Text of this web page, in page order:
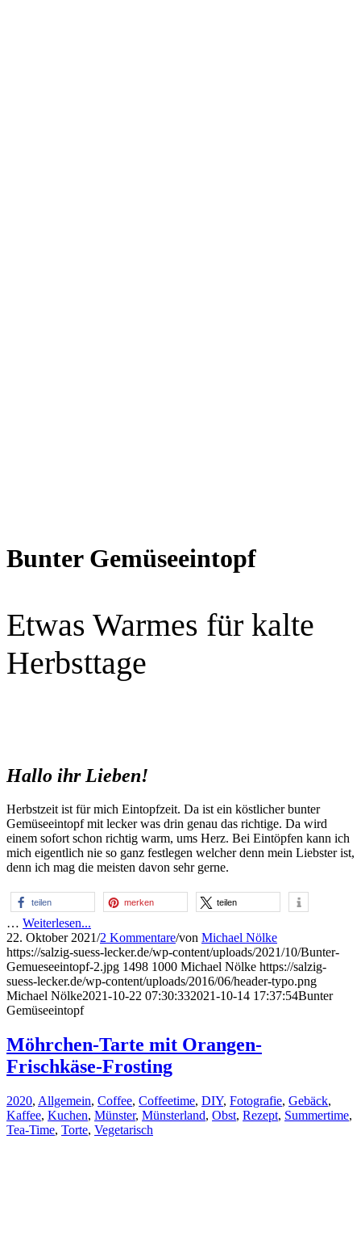
Bunter Gemüseeintopf
Etwas Warmes für kalte
Herbsttage
Hallo ihr Lieben!
Herbstzeit ist für mich Eintopfzeit. Da ist ein köstlicher bunter
Gemüseeintopf mit lecker was drin genau das richtige. Da wird
einem sofort schon richtig warm, ums Herz. Bei Eintöpfen kann ich
mich eigentlich nie so ganz festlegen welcher denn mein Liebster ist,
denn ich mag die meisten davon sehr gerne.
teilen merken teilen
… Weiterlesen...
22. Oktober 2021/2 Kommentare/von Michael Nölke
https://salzig-suess-lecker.de/wp-content/uploads/2021/10/Bunter-
Gemueseeintopf-2.jpg 1498 1000 Michael Nölke https://salzig-
suess-lecker.de/wp-content/uploads/2016/06/header-typo.png
Michael Nölke2021-10-22 07:30:332021-10-14 17:37:54Bunter
Gemüseeintopf
Möhrchen-Tarte mit Orangen-
Frischkäse-Frosting
2020, Allgemein, Coffee, Coffeetime, DIY, Fotografie, Gebäck,
Kaffee, Kuchen, Münster, Münsterland, Obst, Rezept, Summertime,
Tea-Time, Torte, Vegetarisch